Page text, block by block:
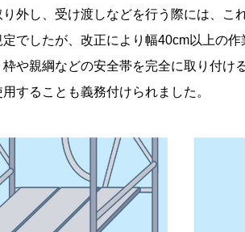
外し、受け渡しなどを行う際には、こ
でしたが、改正により幅40cm以上の
や親綱などの安全帯を完全に取り付け
することも義務付けられました。